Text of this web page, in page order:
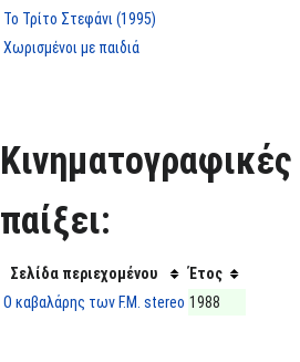
Το Τρίτο Στεφάνι (1995)
Χωρισμένοι με παιδιά
Κινηματογραφικές
παίξει:
Σελίδα περιεχομένου
Έτος
Ο καβαλάρης των F.M. stereo 1988